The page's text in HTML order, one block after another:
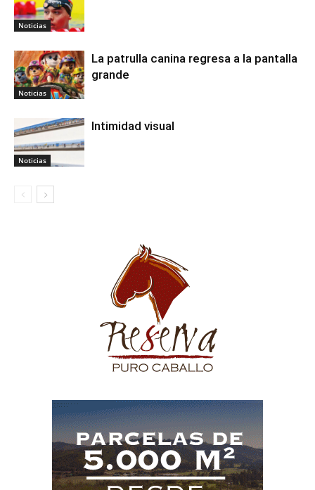
Noticias
Noticias
La patrulla canina regresa a la pantalla
grande
Noticias
Intimidad visual